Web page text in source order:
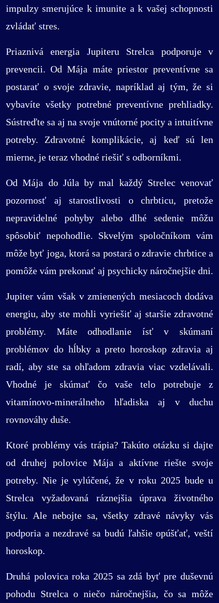
impulzy smerujúce k imunite a k vašej schopnosti
zvládať stres.
Priaznivá energia Jupiteru Strelca podporuje v
prevencii. Od Mája máte priestor preventívne sa
postarať o svoje zdravie, napríklad aj tým, že si
vybavíte všetky potrebné preventívne prehliadky.
Sústreďte sa aj na svoje vnútorné pocity a intuitívne
potreby. Zdravotné komplikácie, aj keď sú len
mierne, je teraz vhodné riešiť s odborníkmi.
Od Mája do Júla by mal každý Strelec venovať
pozornosť aj starostlivosti o chrbticu, pretože
nepravidelné pohyby alebo dlhé sedenie môžu
spôsobiť nepohodlie. Skvelým spoločníkom vám
môže byť joga, ktorá sa postará o zdravie chrbtice a
pomôže vám prekonať aj psychicky náročnejšie dni.
Jupiter vám však v zmienených mesiacoch dodáva
energiu, aby ste mohli vyriešiť aj staršie zdravotné
problémy. Máte odhodlanie ísť v skúmaní
problémov do hĺbky a preto horoskop zdravia aj
radí, aby ste sa ohľadom zdravia viac vzdelávali.
Vhodné je skúmať čo vaše telo potrebuje z
vitamínovo-minerálneho hľadiska aj v duchu
rovnováhy duše.
Ktoré problémy vás trápia? Takúto otázku si dajte
od druhej polovice Mája a aktívne riešte svoje
potreby. Nie je vylúčené, že v roku 2025 bude u
Strelca vyžadovaná ráznejšia úprava životného
štýlu. Ale nebojte sa, všetky zdravé návyky vás
podporia a nezdravé sa budú ľahšie opúšťať, veští
horoskop.
Druhá polovica roka 2025 sa zdá byť pre duševnú
pohodu Strelca o niečo náročnejšia, čo sa môže